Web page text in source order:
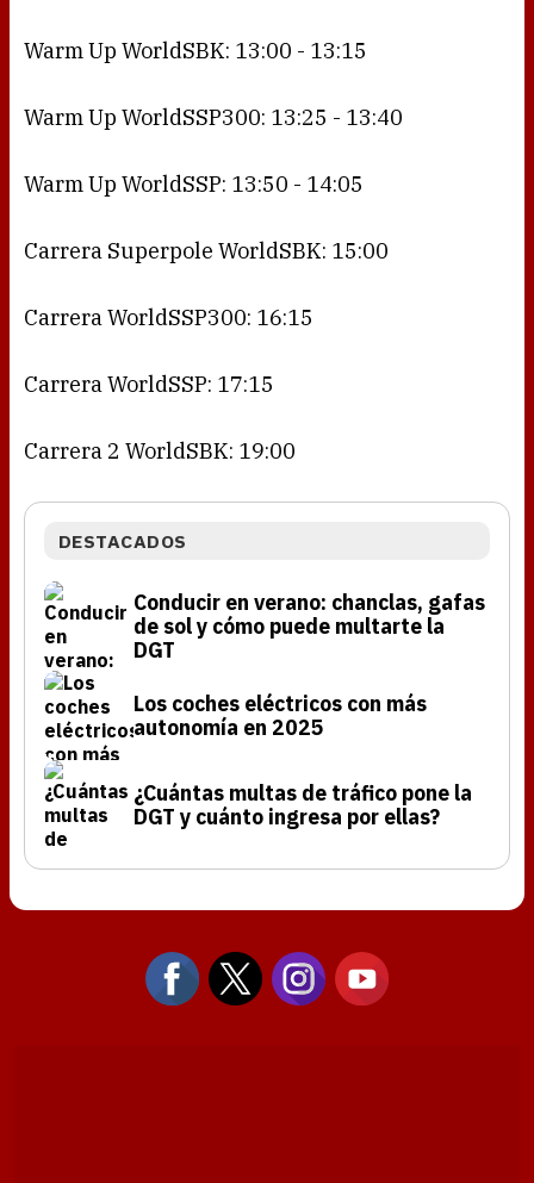
Warm Up WorldSBK: 13:00 - 13:15
Warm Up WorldSSP300: 13:25 - 13:40
Warm Up WorldSSP: 13:50 - 14:05
Carrera Superpole WorldSBK: 15:00
Carrera WorldSSP300: 16:15
Carrera WorldSSP: 17:15
Carrera 2 WorldSBK: 19:00
DESTACADOS
Conducir en verano: chanclas, gafas
de sol y cómo puede multarte la
DGT
Los coches eléctricos con más
autonomía en 2025
¿Cuántas multas de tráfico pone la
DGT y cuánto ingresa por ellas?